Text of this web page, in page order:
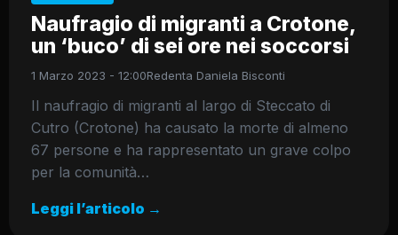
Naufragio di migranti a Crotone,
un ‘buco’ di sei ore nei soccorsi
1 Marzo 2023 - 12:00Redenta Daniela Bisconti
Il naufragio di migranti al largo di Steccato di
Cutro (Crotone) ha causato la morte di almeno
67 persone e ha rappresentato un grave colpo
per la comunità…
Leggi l’articolo →